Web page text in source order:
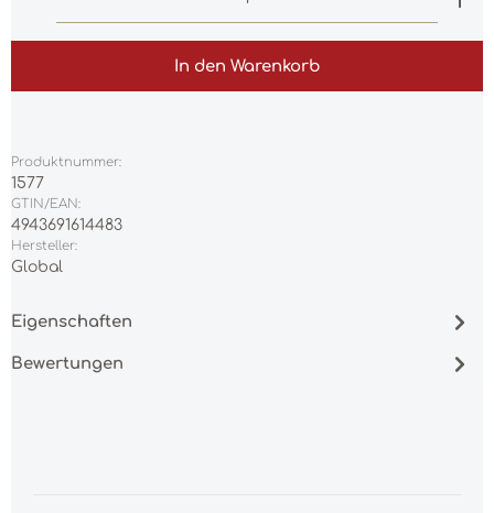
In den Warenkorb
Produktnummer:
1577
GTIN/EAN:
4943691614483
Hersteller:
Global
Eigenschaften
Bewertungen